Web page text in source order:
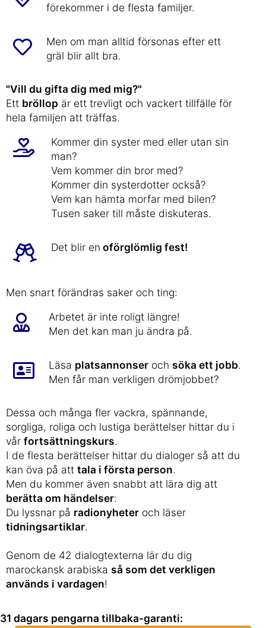
förekommer i de flesta familjer.
Men om man alltid försonas efter ett
gräl blir allt bra.
"Vill du gifta dig med mig?"
Ett bröllop är ett trevligt och vackert tillfälle för
hela familjen att träffas.
Kommer din syster med eller utan sin
man?
Vem kommer din bror med?
Kommer din systerdotter också?
Vem kan hämta morfar med bilen?
Tusen saker till måste diskuteras.
Det blir en oförglömlig fest!
Men snart förändras saker och ting:
Arbetet är inte roligt längre!
Men det kan man ju ändra på.
Läsa platsannonser och söka ett jobb.
Men får man verkligen drömjobbet?
Dessa och många fler vackra, spännande,
sorgliga, roliga och lustiga berättelser hittar du i
vår fortsättningskurs.
I de flesta berättelser hittar du dialoger så att du
kan öva på att tala i första person.
Men du kommer även snabbt att lära dig att
berätta om händelser:
Du lyssnar på radionyheter och läser
tidningsartiklar.
Genom de 42 dialogtexterna lär du dig
marockansk arabiska så som det verkligen
används i vardagen!
31 dagars pengarna tillbaka-garanti: